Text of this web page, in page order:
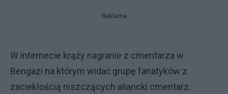
Reklama
W internecie krąży nagranie z cmentarza w
Bengazi na którym widać grupę fanatyków z
zaciekłością niszczących aliancki cmentarz.